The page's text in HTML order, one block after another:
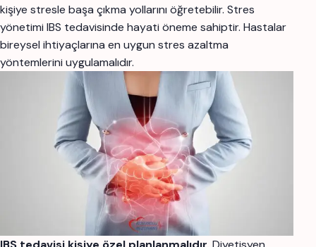
kişiye stresle başa çıkma yollarını öğretebilir. Stres
yönetimi IBS tedavisinde hayati öneme sahiptir. Hastalar
bireysel ihtiyaçlarına en uygun stres azaltma
yöntemlerini uygulamalıdır.